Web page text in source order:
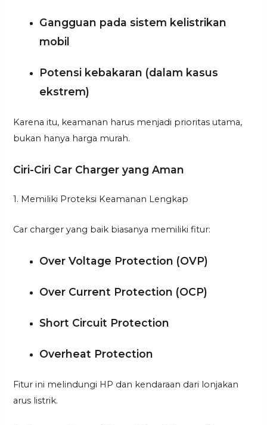
Gangguan pada sistem kelistrikan
mobil
Potensi kebakaran (dalam kasus
ekstrem)
Karena itu, keamanan harus menjadi prioritas utama,
bukan hanya harga murah.
Ciri-Ciri Car Charger yang Aman
1. Memiliki Proteksi Keamanan Lengkap
Car charger yang baik biasanya memiliki fitur:
Over Voltage Protection (OVP)
Over Current Protection (OCP)
Short Circuit Protection
Overheat Protection
Fitur ini melindungi HP dan kendaraan dari lonjakan
arus listrik.